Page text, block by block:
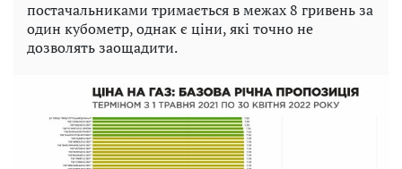
постачальниками тримається в межах 8 гривень за
один кубометр, однак є ціни, які точно не
дозволять заощадити.